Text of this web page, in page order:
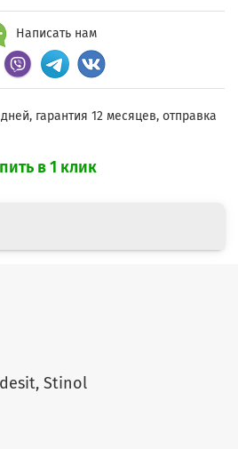
Написать нам
гарантия 12 месяцев, отправка
в 1 клик
Hotpoint Ariston, Indesit, Stinol